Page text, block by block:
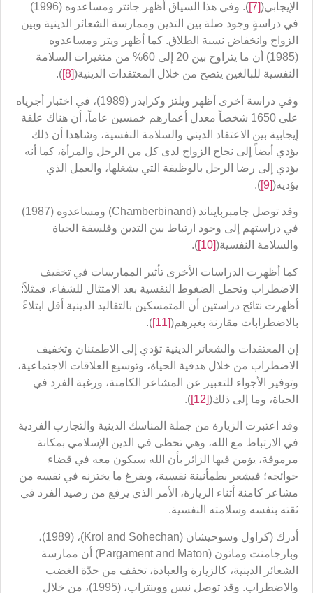
الإيجابي(
). وفي هذا السياق أظهر جانتر ومساعدوه (1996)
في دراسةٍ وجود صلة بين التدين وممارسة الشعائر الدينية وبين
الزواج وانخفاض نسبة الطلاق. كما أظهر ويتر ومساعدوه
(1985) أن ما يتراوح بين 20 إلى 60% من متغيرات السلامة
النفسية للبالغين يتضح من خلال المعتقدات الدينية(
).
وفي دراسة أخرى أظهر ويلتز وكرايدر (1989)، في اختبار أجرياه
على 1650 شخصاً معدل أعمارهم خمسين عاماً، أن هناك علقة
إيجابية بين الاعتقاد الديني والسلامة النفسية، وشاهدا أن ذلك
يؤدي أيضاً إلى نجاح الزواج لدى كل من الرجل والمرأة، كما أنه
يؤدي إلى رضا الرجل بالوظيفة التي يشغلها، والعمل الذي
يؤديه([9]
).
وقد توصل جامبربايناند (Chamberbinand) ومساعدوه (1987)
في دراستهم إلى وجود ارتباط بين التدين وفلسفة الحياة
والسلامة النفسية([10]
).
كما أظهرت الدراسات الأخرى تأثير الممارسات في تخفيف
الاضطراب وتحمل الضغوط النفسية بعد الامتثال للشفاء. فمثلاً:
أظهرت نتائج دراستين أن المتمسكين بالتقاليد الدينية أقل ابتلاءً
بالاضطرابات مقارنة بغيرهم([11]
).
إن المعتقدات والشعائر الدينية تؤدي إلى الاطمئنان وتخفيف
الاضطراب من خلال هدفية الحياة، وتوسيع العلاقات الاجتماعية،
وتوفير الأجواء للتعبير عن المشاعر الكامنة، ورغبة الفرد في
الحياة، وما إلى ذلك([12]
).
وقد اعتبرت الزيارة من جملة المناسك الدينية والتجارب الفردية
في الارتباط مع الله، وهي تحظى في الدين الإسلامي بمكانة
مرموقة، يؤمن فيها الزائر بأن الله سيكون معه في قضاء
حوائجه؛ فيشعر بطمأنينة نفسية، ويفرغ ما يختزنه في نفسه من
مشاعر كامنة أثناء الزيارة، الأمر الذي يرفع من رصيد الفرد في
ثقته بنفسه وسلامته النفسية.
أدرك (كراول وسوحيشان (Krol and Sohechan)، (1989)،
وبارجامنت وماتون (Pargament and Maton) أن ممارسة
الشعائر الدينية، كالزيارة والعبادة، تخفف من حدّة الغضب
والاضطراب. وقد توصل نيس ووينتراب، (1995)، من خلال